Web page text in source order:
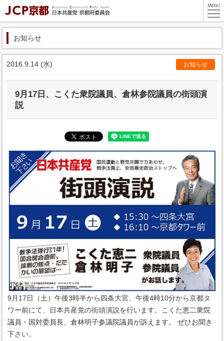
お知らせ
2016.9.14 (水) お知らせ
9月17日、こくた衆院議員、倉林参院議員の街頭演
説
9月17日（土）午後3時半から四条大宮、午後4時10分から京都タ
ワー前にて、日本共産党の街頭演説を行います。こくた恵二衆院
議員・国対委員長、倉林明子参議院議員が訴えます。 ぜひお聞き
下さい。